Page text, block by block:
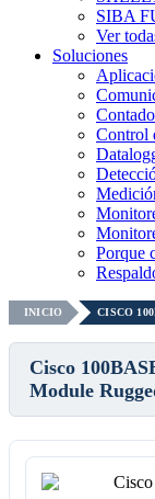
SIBA
Ver
Soluciones
Control
Porque
INICIO CISCO
Cisco
Module